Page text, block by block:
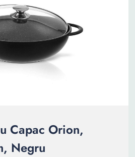
Capac Orion,
Negru